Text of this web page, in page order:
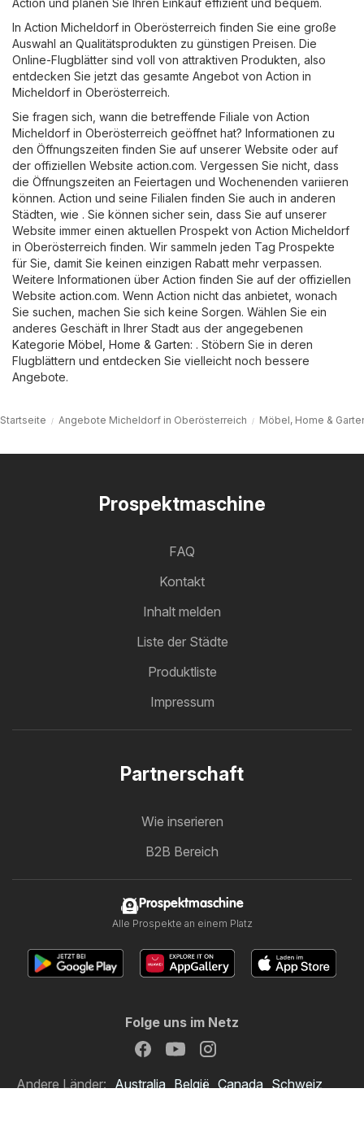
Action und planen Sie Ihren Einkauf effizient und bequem.
In Action Micheldorf in Oberösterreich finden Sie eine große
Auswahl an Qualitätsprodukten zu günstigen Preisen. Die
Online-Flugblätter sind voll von attraktiven Produkten, also
entdecken Sie jetzt das gesamte Angebot von Action in
Micheldorf in Oberösterreich.
Sie fragen sich, wann die betreffende Filiale von Action
Micheldorf in Oberösterreich geöffnet hat? Informationen zu
den Öffnungszeiten finden Sie auf unserer Website oder auf
der offiziellen Website action.com. Vergessen Sie nicht, dass
die Öffnungszeiten an Feiertagen und Wochenenden variieren
können. Action und seine Filialen finden Sie auch in anderen
Städten, wie . Sie können sicher sein, dass Sie auf unserer
Website immer einen aktuellen Prospekt von Action Micheldorf
in Oberösterreich finden. Wir sammeln jeden Tag Prospekte
für Sie, damit Sie keinen einzigen Rabatt mehr verpassen.
Weitere Informationen über Action finden Sie auf der offiziellen
Website action.com. Wenn Action nicht das anbietet, wonach
Sie suchen, machen Sie sich keine Sorgen. Wählen Sie ein
anderes Geschäft in Ihrer Stadt aus der angegebenen
Kategorie Möbel, Home & Garten: . Stöbern Sie in deren
Flugblättern und entdecken Sie vielleicht noch bessere
Angebote.
Startseite Angebote Micheldorf in Oberösterreich Möbel, Home &
Prospektmaschine
FAQ
Kontakt
Inhalt melden
Liste der Städte
Produktliste
Impressum
Partnerschaft
Wie inserieren
B2B Bereich
Prospektmaschine
Alle Prospekte an einem Platz
Folge uns im Netz
Andere Länder: Australia België Canada Schweiz